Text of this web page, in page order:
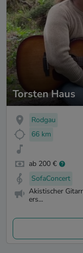
Torsten Haus
Rodgau
66 km
ab 200 €
SofaConcert
Akistischer
ers...